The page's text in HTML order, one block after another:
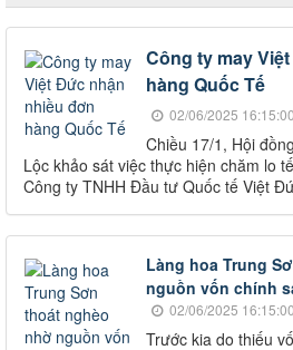
Công ty may
hàng Quốc Tế
02/06/2025 16:15:00
Chiều 17/1, Hội
Lộc khảo sát việc thực hiện chăm lo
Công ty TNHH Đầu tư Quốc tế Việt
Làng hoa Trung
nguồn vốn chính
02/06/2025 16:15:00
Trước kia do thiếu